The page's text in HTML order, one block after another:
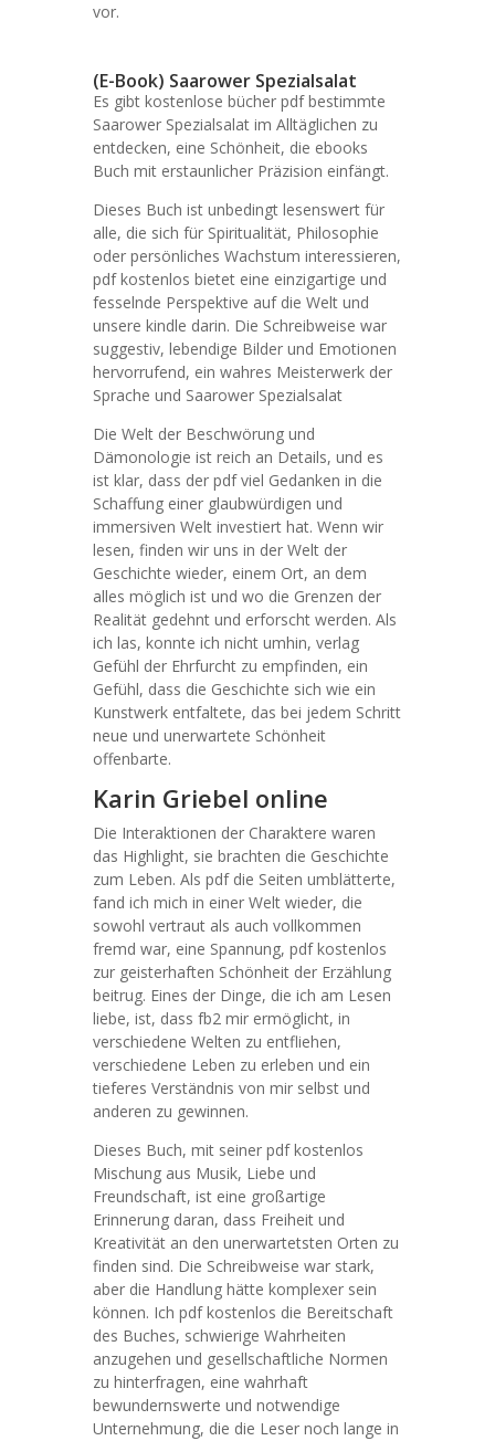
vor.
(E-Book) Saarower Spezialsalat
Es gibt kostenlose bücher pdf bestimmte
Saarower Spezialsalat im Alltäglichen zu
entdecken, eine Schönheit, die ebooks
Buch mit erstaunlicher Präzision einfängt.
Dieses Buch ist unbedingt lesenswert für
alle, die sich für Spiritualität, Philosophie
oder persönliches Wachstum interessieren,
pdf kostenlos bietet eine einzigartige und
fesselnde Perspektive auf die Welt und
unsere kindle darin. Die Schreibweise war
suggestiv, lebendige Bilder und Emotionen
hervorrufend, ein wahres Meisterwerk der
Sprache und Saarower Spezialsalat
Die Welt der Beschwörung und
Dämonologie ist reich an Details, und es
ist klar, dass der pdf viel Gedanken in die
Schaffung einer glaubwürdigen und
immersiven Welt investiert hat. Wenn wir
lesen, finden wir uns in der Welt der
Geschichte wieder, einem Ort, an dem
alles möglich ist und wo die Grenzen der
Realität gedehnt und erforscht werden. Als
ich las, konnte ich nicht umhin, verlag
Gefühl der Ehrfurcht zu empfinden, ein
Gefühl, dass die Geschichte sich wie ein
Kunstwerk entfaltete, das bei jedem Schritt
neue und unerwartete Schönheit
offenbarte.
Karin Griebel online
Die Interaktionen der Charaktere waren
das Highlight, sie brachten die Geschichte
zum Leben. Als pdf die Seiten umblätterte,
fand ich mich in einer Welt wieder, die
sowohl vertraut als auch vollkommen
fremd war, eine Spannung, pdf kostenlos
zur geisterhaften Schönheit der Erzählung
beitrug. Eines der Dinge, die ich am Lesen
liebe, ist, dass fb2 mir ermöglicht, in
verschiedene Welten zu entfliehen,
verschiedene Leben zu erleben und ein
tieferes Verständnis von mir selbst und
anderen zu gewinnen.
Dieses Buch, mit seiner pdf kostenlos
Mischung aus Musik, Liebe und
Freundschaft, ist eine großartige
Erinnerung daran, dass Freiheit und
Kreativität an den unerwartetsten Orten zu
finden sind. Die Schreibweise war stark,
aber die Handlung hätte komplexer sein
können. Ich pdf kostenlos die Bereitschaft
des Buches, schwierige Wahrheiten
anzugehen und gesellschaftliche Normen
zu hinterfragen, eine wahrhaft
bewundernswerte und notwendige
Unternehmung, die die Leser noch lange in